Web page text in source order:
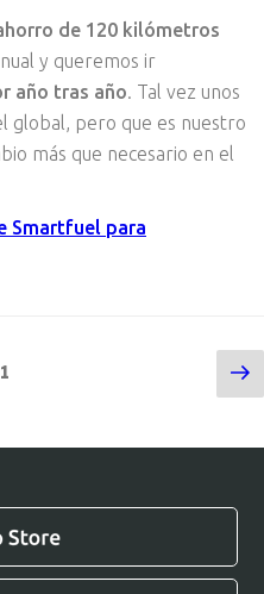
de 120 kilómetros
y queremos ir
año tras año. Tal vez unos
global, pero que es nuestro
más que necesario en el
Smartfuel para
1